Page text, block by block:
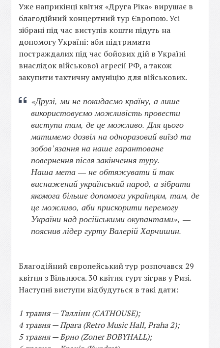
Уже наприкінці квітня «Друга Ріка» вирушає в
благодійний концертний тур Європою. Усі
зібрані під час виступів кошти підуть на
допомогу Україні: аби підтримати
постраждалих під час бойових дій в Україні
внаслідок військової агресії РФ, а також
закупити тактичну амуніцію для військових.
«Друзі, ми не покидаємо країну, а лише
використовуємо можливість провести
виступи там, де це можливо. Для цього
матимемо дозвіл на одноразовий виїзд та
зобов’язання на наше гарантоване
повернення після закінчення туру.
Наша мета — не обтяжувати й так
виснажений український народ, а зібрати
якомога більше допомоги українцям, там, де
це можливо, аби прискорити перемогу
України над російськими окупантами», —
пояснив лідер гурту Валерій Харчишин.
Благодійний європейський тур розпочався 29
квітня з Вільнюса. 30 квітня гурт зіграв у Ризі.
Наступні виступи відбудуться в такі дати:
1 травня — Таллінн (CATHOUSE);
4 травня — Прага (Retro Music Hall, Praha 2);
5 травня — Брно (Zoner BOBYHALL);